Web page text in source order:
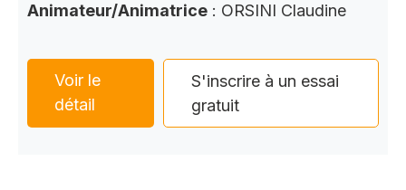
Animateur/Animatrice : ORSINI Claudine
Voir le
détail
S'inscrire à un essai
gratuit